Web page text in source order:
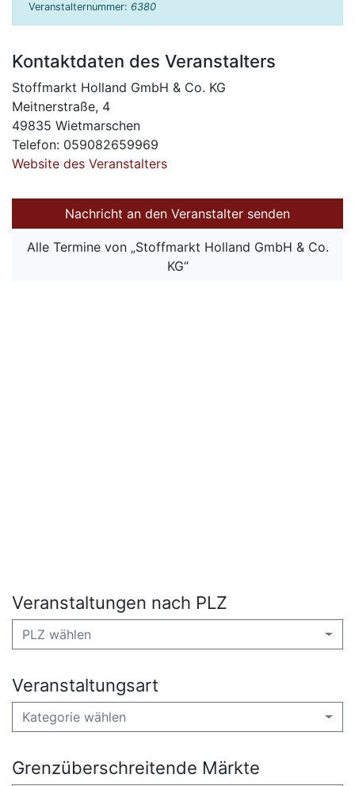
Veranstalternummer: 6380
Kontaktdaten des Veranstalters
Stoffmarkt Holland GmbH & Co. KG
Meitnerstraße, 4
49835 Wietmarschen
Telefon: 059082659969
Website des Veranstalters
Nachricht an den Veranstalter senden
Alle Termine von „Stoffmarkt Holland GmbH & Co.
KG“
Veranstaltungen nach PLZ
PLZ wählen
Veranstaltungsart
Kategorie wählen
Grenzüberschreitende Märkte